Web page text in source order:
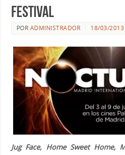
Festival
POR ADMINISTRADOR 18/03/2013
Jug Face, Home Sweet Home,